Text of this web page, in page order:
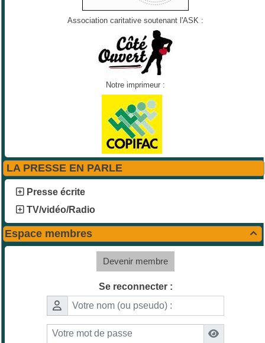
Association caritative soutenant l'ASK :
Notre imprimeur :
LA PRESSE EN PARLE
Presse écrite
TV/vidéo/Radio

Espace membres
Devenir membre
Se reconnecter :